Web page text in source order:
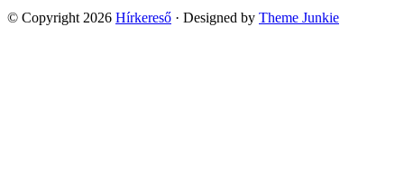
© Copyright 2026 Hírkereső · Designed by Theme Junkie